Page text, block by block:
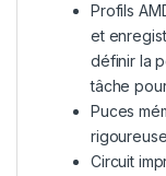
Profils
et
définir la
tâche
Puces
Circuit